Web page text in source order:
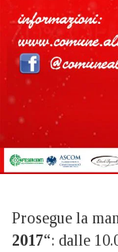
Prosegue la
2017“: dalle